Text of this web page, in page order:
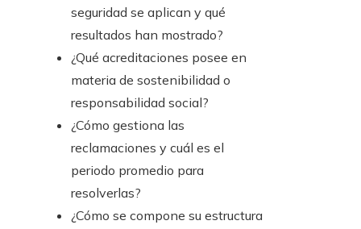
seguridad se aplican y qué
resultados han mostrado?
¿Qué acreditaciones posee en
materia de sostenibilidad o
responsabilidad social?
¿Cómo gestiona las
reclamaciones y cuál es el
periodo promedio para
resolverlas?
¿Cómo se compone su estructura